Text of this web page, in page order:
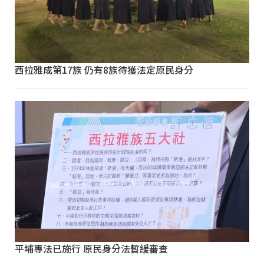
西拉雅成第17族 仍有8族待獲法定原民身分
平埔專法已施行 原民身分法暫緩審查